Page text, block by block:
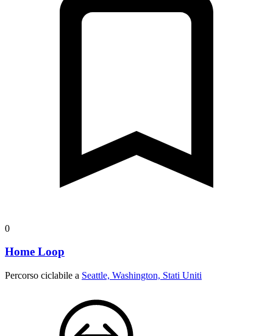
0
Home Loop
Percorso ciclabile a Seattle, Washington, Stati Uniti